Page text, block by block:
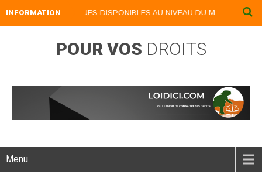
INFORMATION
LIVRES NUMERIQUES DISPONIBLES AU NIVEAU DU MENU ...NOS
POUR VOS DROITS
Menu